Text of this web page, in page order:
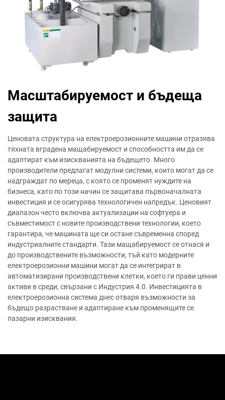
Масштабируемост и бъдеща
защита
Ценовата структура на електроерозионните машини отразява
тяхната вградена мащабируемост и способността им да се
адаптират към изискванията на бъдещето. Много
производители предлагат модулни системи, които могат да се
надграждат по мереца, с която се променят нуждите на
бизнеса, като по този начин се защитава първоначалната
инвестиция и се осигурява технологичен напредък. Ценовият
диапазон често включва актуализации на софтуера и
съвместимост с новите производствени технологии, което
гарантира, че машината ще си остане съвременна според
индустриалните стандарти. Тази мащабируемост се отнася и
до производствените възможности, тъй като модерните
електроерозионни машини могат да се интегрират в
автоматизирани производствени клетки, което ги прави ценни
активи в среди, свързани с Индустрия 4.0. Инвестицията в
електроерозионна система днес отваря възможности за
бъдещо разрастване и адаптиране към променящите се
пазарни изисквания.